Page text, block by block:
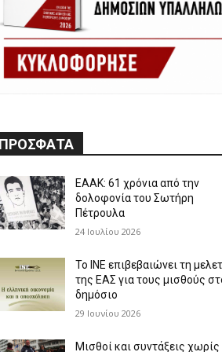
ΕΑΑΚ: 61 χρόνια από την
δολοφονία του Σωτήρη
Πέτρουλα
24 Ιουλίου 2026
Το ΙΝΕ επιβεβαιώνει τη
της ΕΑΣ για τους μισθούς
δημόσιο
29 Ιουνίου 2026
Μισθοί και συντάξεις χωρίς